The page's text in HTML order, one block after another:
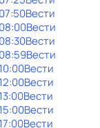
07:50Вести
08:00Вести
08:30Вести
08:59Вести
10:00Вести
12:00Вести
13:00Вести
15:00Вести
17:00Вести